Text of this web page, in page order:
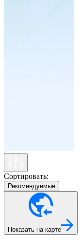
Сортировать:
Рекомендуемые
Показать на карте